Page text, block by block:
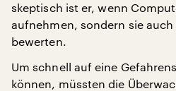
skeptisch ist er, wenn
aufnehmen, sondern sie
bewerten.
Um schnell auf eine
können, müssten die